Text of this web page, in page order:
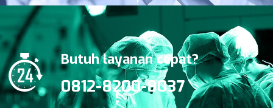
Butuh layanan cepat?
0812-8200-8037